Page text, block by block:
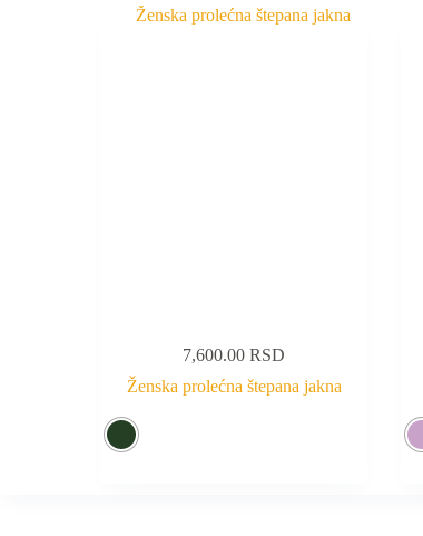
7,600.00 RSD
Ženska prolećna štepana jakna